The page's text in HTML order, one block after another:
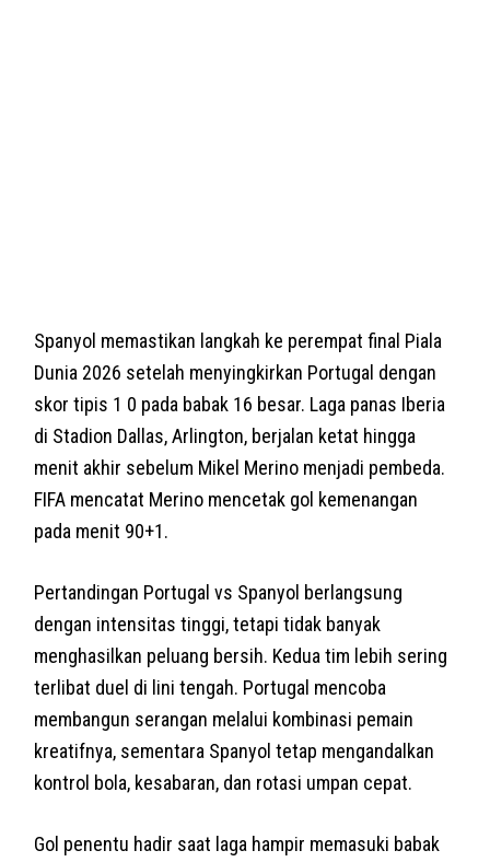
Spanyol memastikan langkah ke perempat final Piala
Dunia 2026 setelah menyingkirkan Portugal dengan
skor tipis 1 0 pada babak 16 besar. Laga panas Iberia
di Stadion Dallas, Arlington, berjalan ketat hingga
menit akhir sebelum Mikel Merino menjadi pembeda.
FIFA mencatat Merino mencetak gol kemenangan
pada menit 90+1.
Pertandingan Portugal vs Spanyol berlangsung
dengan intensitas tinggi, tetapi tidak banyak
menghasilkan peluang bersih. Kedua tim lebih sering
terlibat duel di lini tengah. Portugal mencoba
membangun serangan melalui kombinasi pemain
kreatifnya, sementara Spanyol tetap mengandalkan
kontrol bola, kesabaran, dan rotasi umpan cepat.
Gol penentu hadir saat laga hampir memasuki babak